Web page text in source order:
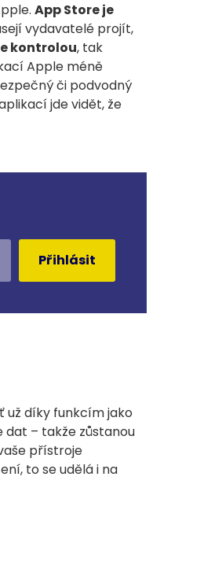
App Store je
vydavatelé projít,
kontrolou, tak
Apple méně
či podvodný
jde vidět, že
Přihlásit
už díky funkcím jako
– takže zůstanou
přístroje
to se udělá i na